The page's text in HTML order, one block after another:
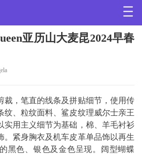
亚历山大麦昆2024早春
，笔直的线条及拼贴细节，使用传
纹、粒纹面料、鲨皮纹理威尔士亲王
实用主义细节为基础，棉、羊毛衬衫
。紧身胸衣及机车皮革单品饰以再生
黑色、银色及金色呈现。阔型蝴蝶